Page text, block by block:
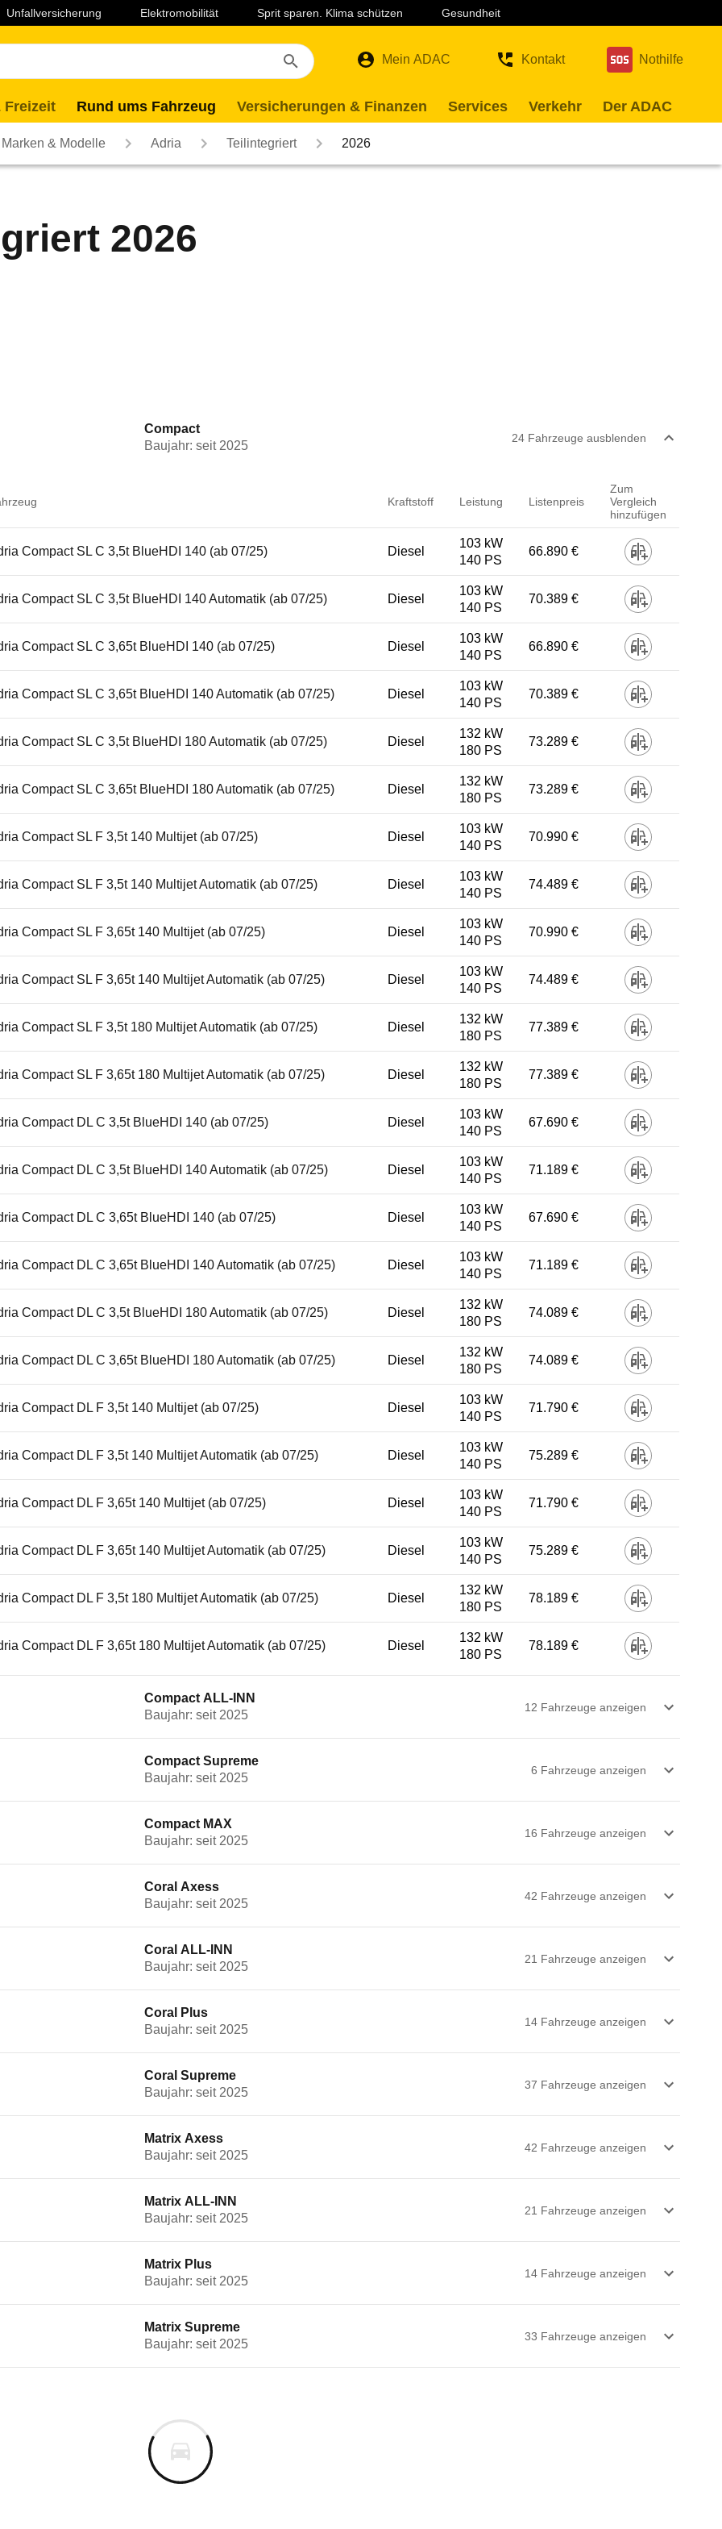
Unfallversicherung Elektromobilität Sprit sparen. Klima schützen Gesundheit
Mein ADAC Kontakt Nothilfe
Freizeit Rund ums Fahrzeug Versicherungen & Finanzen Services Verkehr Der ADAC
Marken & Modelle Adria Teilintegriert 2026
2026
Compact
Baujahr: seit 2025
24Fahrzeuge ausblenden
Kraftstoff Leistung Listenpreis
Zum
Vergleich
hinzufügen
Compact SL C 3,5t BlueHDI 140 (ab 07/25) Diesel
103 kW
140 PS
66.890 €
Compact SL C 3,5t BlueHDI 140 Automatik (ab 07/25) Diesel
103 kW
140 PS
70.389 €
Compact SL C 3,65t BlueHDI 140 (ab 07/25) Diesel
103 kW
140 PS
66.890 €
Compact SL C 3,65t BlueHDI 140 Automatik (ab 07/25) Diesel
103 kW
140 PS
70.389 €
Compact SL C 3,5t BlueHDI 180 Automatik (ab 07/25) Diesel
132 kW
180 PS
73.289 €
Compact SL C 3,65t BlueHDI 180 Automatik (ab 07/25) Diesel
132 kW
180 PS
73.289 €
Compact SL F 3,5t 140 Multijet (ab 07/25) Diesel
103 kW
140 PS
70.990 €
Compact SL F 3,5t 140 Multijet Automatik (ab 07/25) Diesel
103 kW
140 PS
74.489 €
Compact SL F 3,65t 140 Multijet (ab 07/25) Diesel
103 kW
140 PS
70.990 €
Compact SL F 3,65t 140 Multijet Automatik (ab 07/25) Diesel
103 kW
140 PS
74.489 €
Compact SL F 3,5t 180 Multijet Automatik (ab 07/25) Diesel
132 kW
180 PS
77.389 €
Compact SL F 3,65t 180 Multijet Automatik (ab 07/25) Diesel
132 kW
180 PS
77.389 €
Compact DL C 3,5t BlueHDI 140 (ab 07/25) Diesel
103 kW
140 PS
67.690 €
Compact DL C 3,5t BlueHDI 140 Automatik (ab 07/25) Diesel
103 kW
140 PS
71.189 €
Compact DL C 3,65t BlueHDI 140 (ab 07/25) Diesel
103 kW
140 PS
67.690 €
Compact DL C 3,65t BlueHDI 140 Automatik (ab 07/25) Diesel
103 kW
140 PS
71.189 €
Compact DL C 3,5t BlueHDI 180 Automatik (ab 07/25) Diesel
132 kW
180 PS
74.089 €
Compact DL C 3,65t BlueHDI 180 Automatik (ab 07/25) Diesel
132 kW
180 PS
74.089 €
Compact DL F 3,5t 140 Multijet (ab 07/25) Diesel
103 kW
140 PS
71.790 €
Compact DL F 3,5t 140 Multijet Automatik (ab 07/25) Diesel
103 kW
140 PS
75.289 €
Compact DL F 3,65t 140 Multijet (ab 07/25) Diesel
103 kW
140 PS
71.790 €
Compact DL F 3,65t 140 Multijet Automatik (ab 07/25) Diesel
103 kW
140 PS
75.289 €
Compact DL F 3,5t 180 Multijet Automatik (ab 07/25) Diesel
132 kW
180 PS
78.189 €
Compact DL F 3,65t 180 Multijet Automatik (ab 07/25) Diesel
132 kW
180 PS
78.189 €
Compact ALL-INN
Baujahr: seit 2025
12 Fahrzeuge anzeigen
Compact Supreme
Baujahr: seit 2025
6 Fahrzeuge anzeigen
Compact MAX
Baujahr: seit 2025
16 Fahrzeuge anzeigen
Coral Axess
Baujahr: seit 2025
42 Fahrzeuge anzeigen
Coral ALL-INN
Baujahr: seit 2025
21 Fahrzeuge anzeigen
Coral Plus
Baujahr: seit 2025
14Fahrzeuge anzeigen
Coral Supreme
Baujahr: seit 2025
37 Fahrzeuge anzeigen
Matrix Axess
Baujahr: seit 2025
42 Fahrzeuge anzeigen
Matrix ALL-INN
Baujahr: seit 2025
21 Fahrzeuge anzeigen
Matrix Plus
Baujahr: seit 2025
14Fahrzeuge anzeigen
Matrix Supreme
Baujahr: seit 2025
33 Fahrzeuge anzeigen